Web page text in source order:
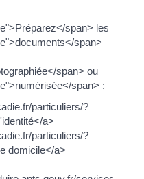
span> les
span>
span> ou
span> :
particuliers/?
a>
particuliers/?
domicile</a>